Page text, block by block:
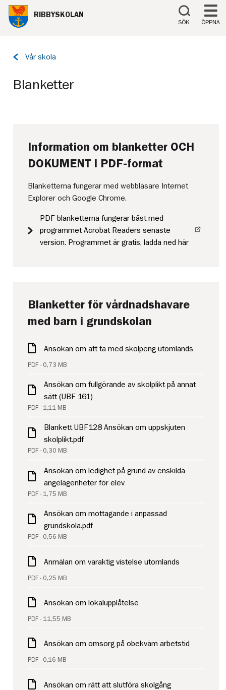
Till innehåll på sidan
RIBBYSKOLAN
SÖK ÖPPNA
Tillbaka
Vår skola
Blanketter
Information om blanketter OCH
DOKUMENT I PDF-format
Blanketterna fungerar med webbläsare Internet
Explorer och Google Chrome.
PDF-blanketterna fungerar bäst med
programmet Acrobat Readers senaste
version. Programmet är gratis, ladda ned här
Blanketter för vårdnadshavare
med barn i grundskolan
Ansökan om att ta med skolpeng utomlands
PDF - 0,73 MB
Ansökan om fullgörande av skolplikt på annat
sätt (UBF 161)
PDF - 1,11 MB
Blankett UBF128 Ansökan om uppskjuten
skolplikt.pdf
PDF - 0,30 MB
Ansökan om ledighet på grund av enskilda
angelägenheter för elev
PDF - 1,75 MB
Ansökan om mottagande i anpassad
grundskola.pdf
PDF - 0,56 MB
Anmälan om varaktig vistelse utomlands
PDF - 0,25 MB
Ansökan om lokalupplåtelse
PDF - 11,55 MB
Ansökan om omsorg på obekväm arbetstid
PDF - 0,16 MB
Ansökan om rätt att slutföra skolgång